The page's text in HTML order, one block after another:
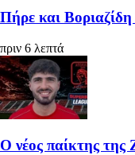
Πήρε και
πριν 6 λεπτά
Ο νέος παίκτης της